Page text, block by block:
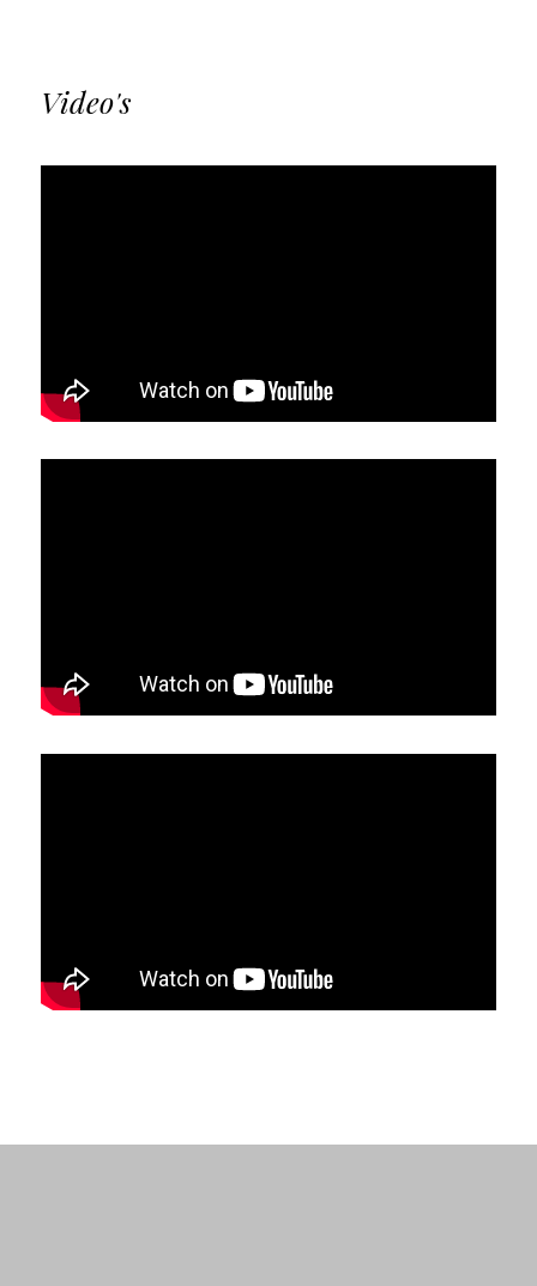
Video's